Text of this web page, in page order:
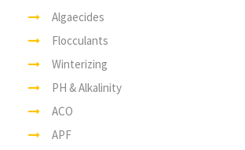
Algaecides
Flocculants
Winterizing
PH & Alkalinity
ACO
APF